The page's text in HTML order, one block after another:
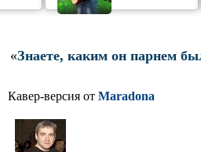
«Знаете, каким он парнем
Кавер-версия от Maradona